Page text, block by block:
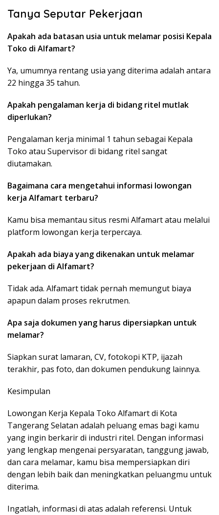
Tanya Seputar Pekerjaan
Apakah ada batasan usia untuk melamar posisi Kepala
Toko di Alfamart?
Ya, umumnya rentang usia yang diterima adalah antara
22 hingga 35 tahun.
Apakah pengalaman kerja di bidang ritel mutlak
diperlukan?
Pengalaman kerja minimal 1 tahun sebagai Kepala
Toko atau Supervisor di bidang ritel sangat
diutamakan.
Bagaimana cara mengetahui informasi lowongan
kerja Alfamart terbaru?
Kamu bisa memantau situs resmi Alfamart atau melalui
platform lowongan kerja terpercaya.
Apakah ada biaya yang dikenakan untuk melamar
pekerjaan di Alfamart?
Tidak ada. Alfamart tidak pernah memungut biaya
apapun dalam proses rekrutmen.
Apa saja dokumen yang harus dipersiapkan untuk
melamar?
Siapkan surat lamaran, CV, fotokopi KTP, ijazah
terakhir, pas foto, dan dokumen pendukung lainnya.
Kesimpulan
Lowongan Kerja Kepala Toko Alfamart di Kota
Tangerang Selatan adalah peluang emas bagi kamu
yang ingin berkarir di industri ritel. Dengan informasi
yang lengkap mengenai persyaratan, tanggung jawab,
dan cara melamar, kamu bisa mempersiapkan diri
dengan lebih baik dan meningkatkan peluangmu untuk
diterima.
Ingatlah, informasi di atas adalah referensi. Untuk